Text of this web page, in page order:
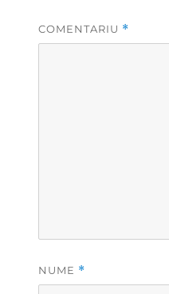
COMENTARIU *
NUME *